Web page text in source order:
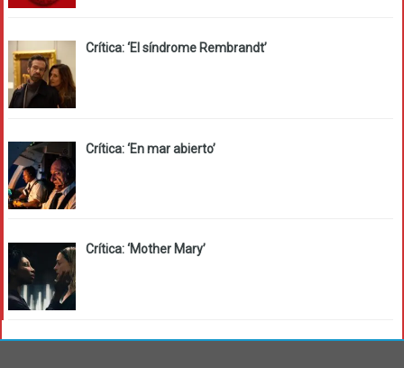
Crítica: ‘El síndrome Rembrandt’
Crítica: ‘En mar abierto’
Crítica: ‘Mother Mary’